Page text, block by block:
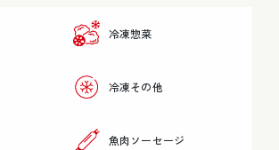
冷凍惣菜
冷凍その他
魚肉ソーセージ